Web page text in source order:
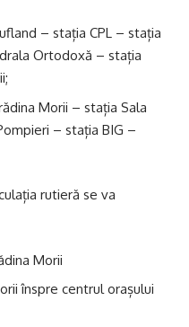
– stația CPL – stația
Ortodoxă – stația
Morii – stația Sala
– stația BIG –
rutieră se va
Morii
înspre centrul orașului